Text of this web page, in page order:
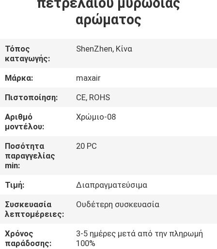
ΓΎΡΟΣ
ΕΡΓΟΣΤΑΣΊΩΝ
ΠΟΙΟΤΙΚΌΣ
ΈΛΕΓΧΟΣ
ΜΑΣ
ΕΛΆΤΕ
ΕΠΑΦΉ
ΜΕ
ΖΗΤΉΣΤΕ
αρώματος
Τόπος
καταγωγής:
ShenZhen, Κίνα
Μάρκα:
maxair
Πιστοποίηση:
CE, ROHS
Αριθμό
μοντέλου:
Χρώμιο-08
Ποσότητα
παραγγελίας
min:
20 PC
Τιμή:
Διαπραγματεύσιμα
Συσκευασία
λεπτομέρειες:
Ουδέτερη συσκευασία
Χρόνος
παράδοσης:
3-5 ημέρες μετά από την πληρωμή
100%